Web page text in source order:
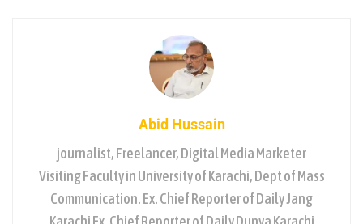
Abid Hussain
journalist, Freelancer, Digital Media Marketer
Visiting Faculty in University of Karachi, Dept of Mass
Communication. Ex. Chief Reporter of Daily Jang